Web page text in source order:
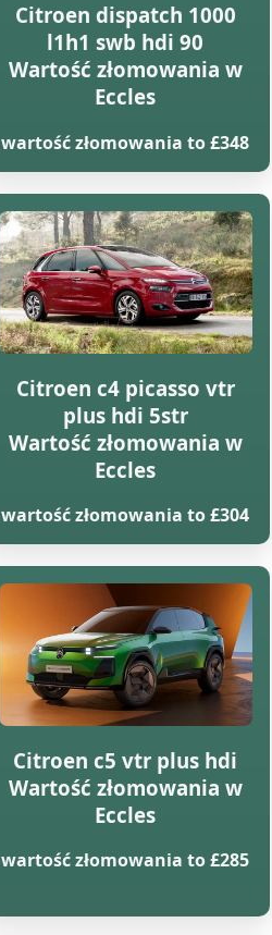
Citroen dispatch 1000
l1h1 swb hdi 90
Wartość złomowania w
Eccles
wartość złomowania to £348
Citroen c4 picasso vtr
plus hdi 5str
Wartość złomowania w
Eccles
wartość złomowania to £304
Citroen c5 vtr plus hdi
Wartość złomowania w
Eccles
wartość złomowania to £285